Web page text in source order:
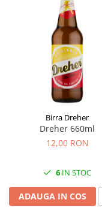
Birra Dreher
Dreher 660ml
12,00 RON
6 IN STOC
ADAUGA IN COS